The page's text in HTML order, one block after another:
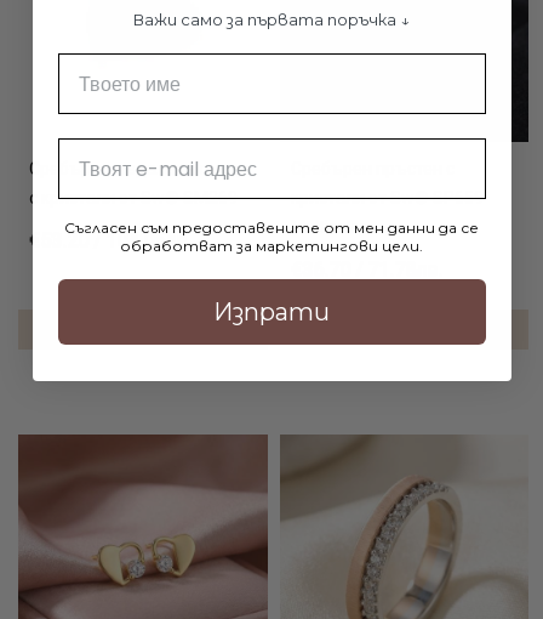
Сребърен медальон сърце
с кристали от Sw® SM269
€53.20 / 104.05лв.
кристали от Sw® SP659
Multicolor
Важи само за първата поръчка ↓
Съгласен съм предоставените от мен данни да се
обработват за маркетингови цели.
Изпрати